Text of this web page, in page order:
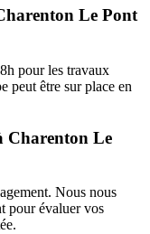
Le Pont
pour les travaux
peut être sur place en
Charenton Le
Nous nous
pour évaluer vos